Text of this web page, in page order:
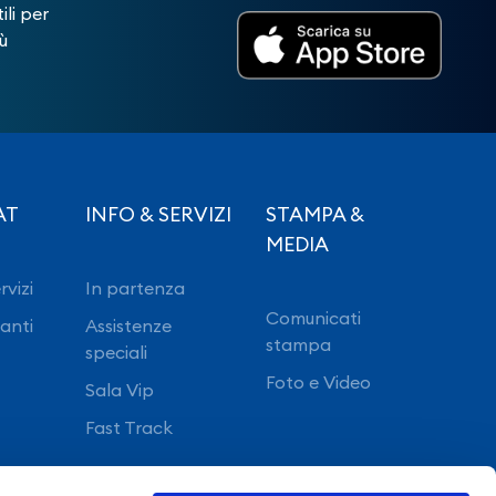
per
INFO & SERVIZI
In partenza
Assistenze
speciali
Sala Vip
Fast Track
STAMPA &
MEDIA
Comunicati
stampa
Foto e Video